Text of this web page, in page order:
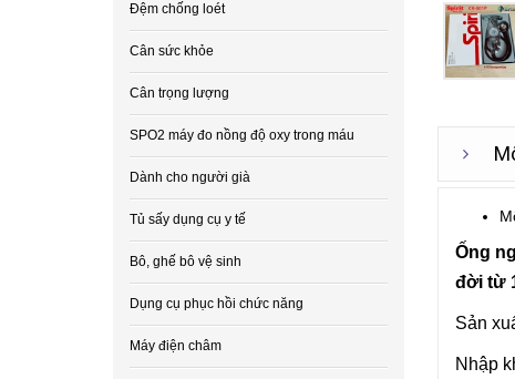
Đệm chống loét
Cân sức khỏe
Cân trọng lượng
SPO2 máy đo nồng độ oxy trong máu
Dành cho người già
Tủ sấy dụng cụ y tế
Bô, ghế bô vệ sinh
Dụng cụ phục hồi chức năng
Máy điện châm
Ống
đời từ
Sản
Nhập